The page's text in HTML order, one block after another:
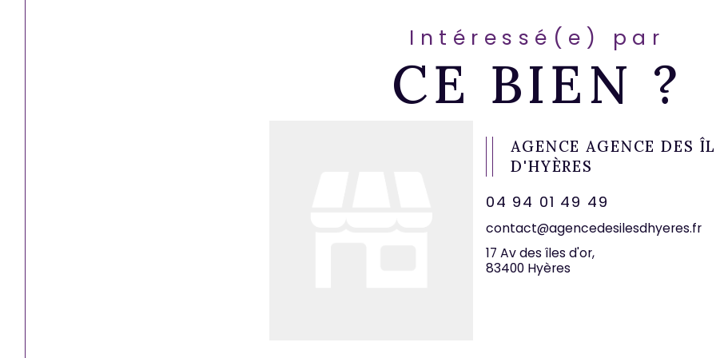
Intéressé(e) par
CE BIEN ?
AGENCE AGENCE DES
D'HYÈRES
04 94 01 49 49
contact@agencedesilesdhyeres.fr
17 Av des îles d'or,
83400 Hyères